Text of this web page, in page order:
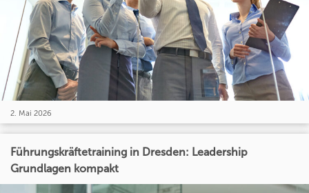
2. Mai 2026
Führungskräftetraining in Dresden: Leadership
Grundlagen kompakt